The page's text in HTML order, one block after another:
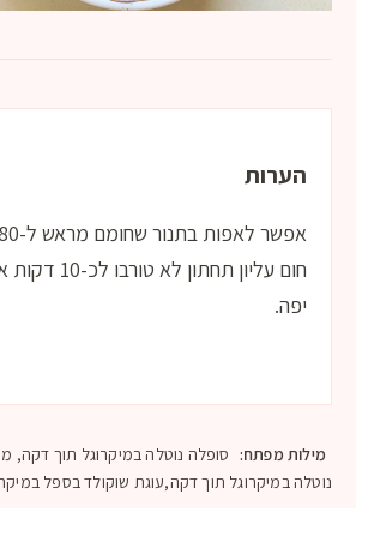
הערות
חום עליון
יפה.
מילות מפתח: סופלה נוטלה במיקרוגל תוך דקה,
נוטלה במיקרוגל תוך דקה,עוגת שוקולד בספל